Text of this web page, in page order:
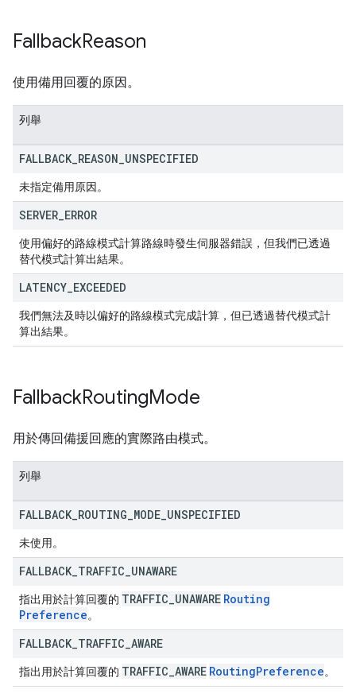
FallbackReason
使用備用回覆的原因。
列舉
FALLBACK REASON UNSPECIFIED
未指定備用原因。
SERVER ERROR
使用偏好的路線模式計算路線時發生伺服器錯誤，但我們已透過
替代模式計算出結果。
LATENCY EXCEEDED
我們無法及時以偏好的路線模式完成計算，但已透過替代模式計
算出結果。
FallbackRoutingMode
用於傳回備援回應的實際路由模式。
列舉
FALLBACK ROUTING MODE UNSPECIFIED
未使用。
FALLBACK TRAFFIC UNAWARE
指出用於計算回覆的 TRAFFIC UNAWARE Routing
Preference。
FALLBACK TRAFFIC AWARE
指出用於計算回覆的 TRAFFIC AWARE RoutingPreference。